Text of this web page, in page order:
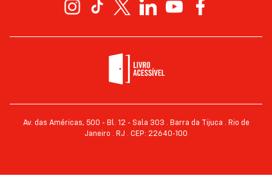
Av. das Américas, 500 - Bl. 12 - Sala 303 . Barra da Tijuca . Rio de
Janeiro . RJ . CEP: 22640-100